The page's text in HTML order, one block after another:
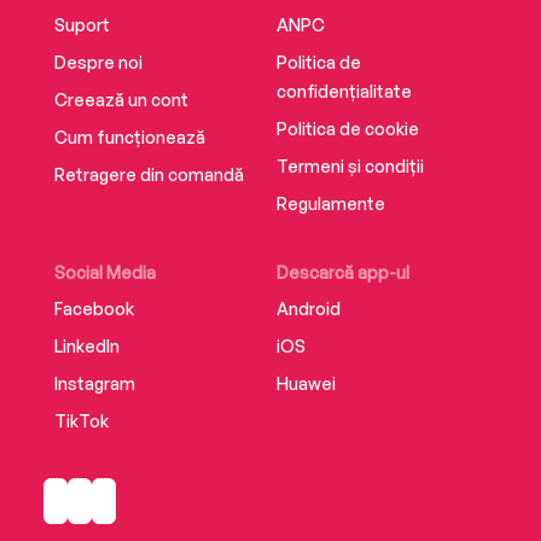
Suport
Despre noi
Creează un cont
Cum funcționează
Retragere din comandă
Social Media
Facebook
LinkedIn
Instagram
TikTok
Descarcă app-ul
Android
iOS
Huawei
ANPC
Politica de
confidențialitate
Politica de cookie
Termeni și condiții
Regulamente